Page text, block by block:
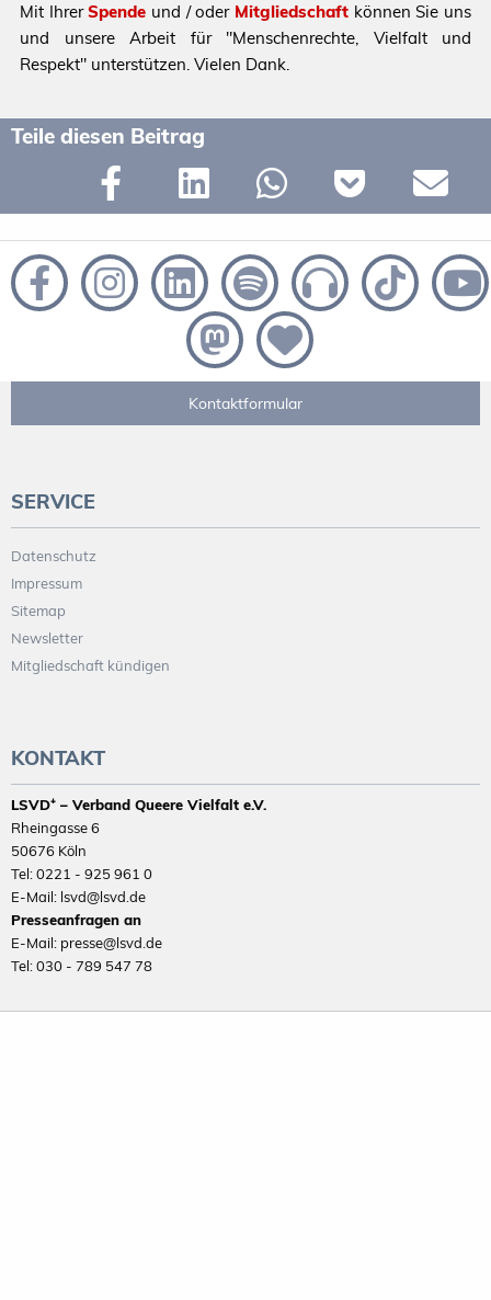
Mit IhrerSpende und / oder Mitgliedschaft können Sie uns
und unsere Arbeit für "Menschenrechte, Vielfalt und
Respekt" unterstützen. Vielen Dank.
Teile diesen Beitrag
Kontaktformular
SERVICE
Datenschutz
Impressum
Sitemap
Newsletter
Mitgliedschaft kündigen
KONTAKT
LSVD⁺ – Verband Queere Vielfalt e.V.
Rheingasse 6
50676 Köln
Tel: 0221 - 925 961 0
E-Mail: lsvd@lsvd.de
Presseanfragen an
E-Mail: presse@lsvd.de
Tel: 030 - 789 547 78